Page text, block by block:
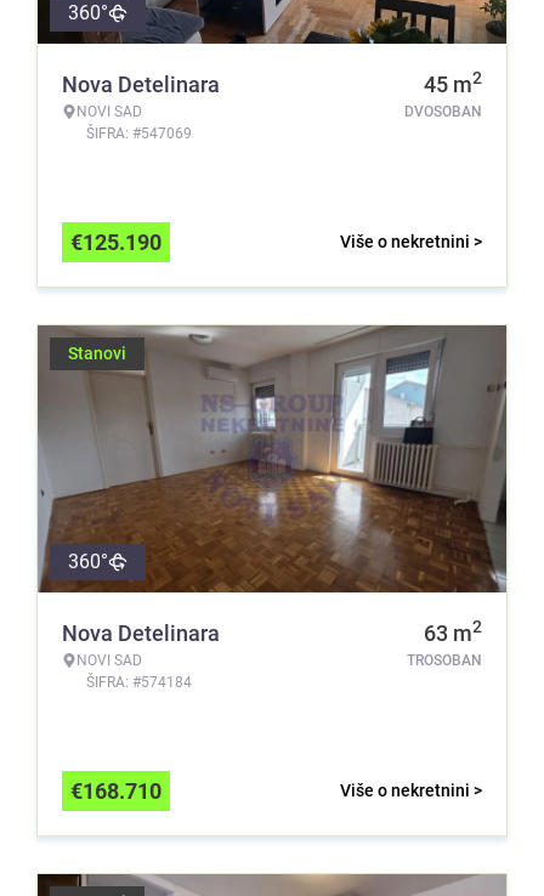
360°
Nova Detelinara
NOVI SAD
ŠIFRA: #547069
45 m2
DVOSOBAN
Više o nekretnini >
€125.190
Stanovi
360°
Nova Detelinara
NOVI SAD
ŠIFRA: #574184
63 m2
TROSOBAN
Više o nekretnini >
€168.710